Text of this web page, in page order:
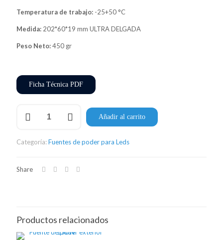
Temperatura de trabajo: -25+50 °C
Medida: 202*60*19 mm ULTRA DELGADA
Peso Neto:450 gr
Ficha Técnica PDF
150w
Añadir al carrito
Categoría:Fuentes de poder para Leds
Share
Productos relacionados